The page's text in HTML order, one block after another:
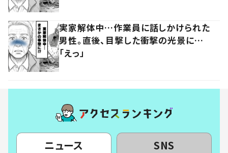
実家解体中…作業員に話しかけられた
男性。直後、目撃した衝撃の光景に…
「えっ」
ニュース SNS